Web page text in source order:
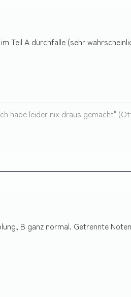
Teil A durchfalle (sehr
habe leider nix draus gemacht"
B ganz normal. Getrennte